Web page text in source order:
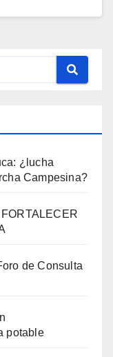
¿lucha
Campesina?
de Consulta
potable